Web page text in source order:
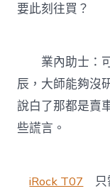
要此刻往買？
業內助士：可
辰，大師能夠沒
說白了那都是賣
些謊言。
iRock T07 只